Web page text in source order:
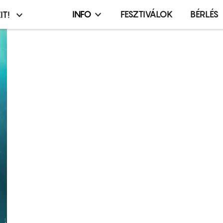
Infó,
INFO FESZTIVÁLOK BÉRLÉS